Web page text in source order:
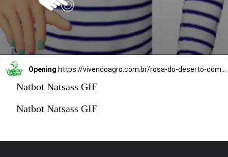
Opening
Natbot Natsass GIF
Natbot Natsass GIF